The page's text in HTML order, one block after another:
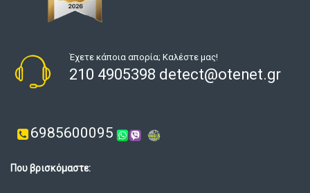
Έχετε κάποια απορία; Καλέστε μας!
210 4905398 detect@otenet.gr
6985600095
Που βρισκόμαστε: